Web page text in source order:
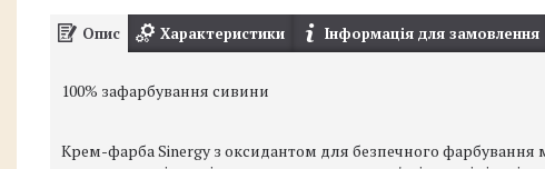
Опис Характеристики Інформація для замовлення
100% зафарбування сивини
Крем-фарба Sinergy з оксидантом для безпечного